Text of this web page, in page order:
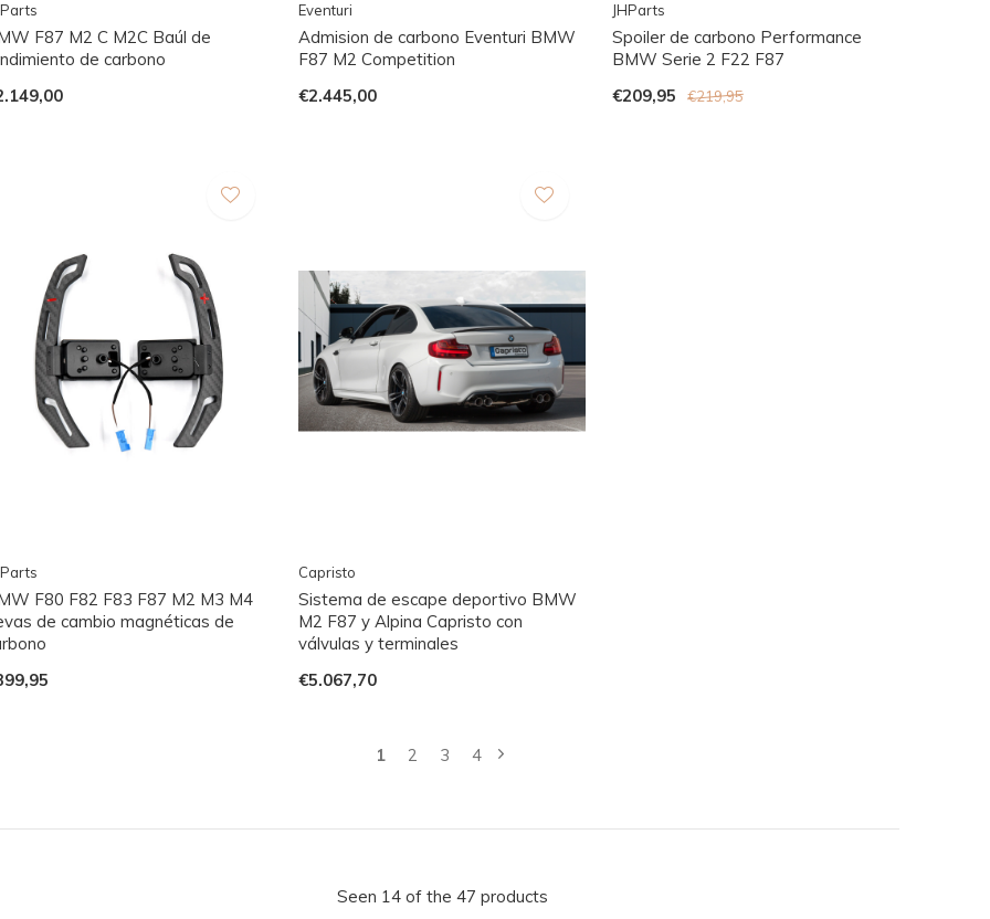
F87 M2 C M2C Baúl de
de carbono
Eventuri
Admision de carbono Eventuri BMW
F87 M2 Competition
€2.445,00
JHParts
Spoiler de carbono Performance
BMW Serie 2 F22 F87
€209,95
€219,95
F80 F82 F83 F87 M2 M3 M4
de cambio magnéticas de
Capristo
Sistema de escape deportivo BMW
M2 F87 y Alpina Capristo con
válvulas y terminales
€5.067,70
1 2 3 4
Seen 14 of the 47 products